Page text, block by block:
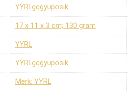
‎YYRLgqgyuposik
‎17 x 11 x 3 cm; 130 gram
‎YYRL
‎YYRLgqgyuposik
Merk: YYRL